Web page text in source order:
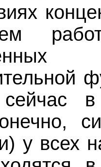
сейчас
у всех